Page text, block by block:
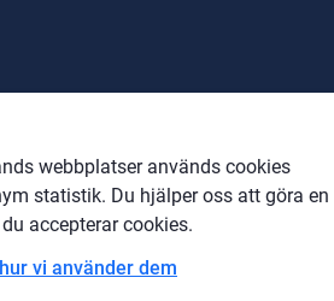
webbplatser används cookies
statistik. Du hjälper oss att göra en
accepterar cookies.
vi använder dem